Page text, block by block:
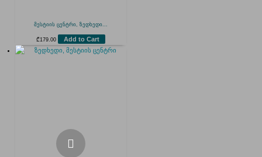
მესტიის ცენტრი, ზედხედი...
₾179.00 Add to Cart